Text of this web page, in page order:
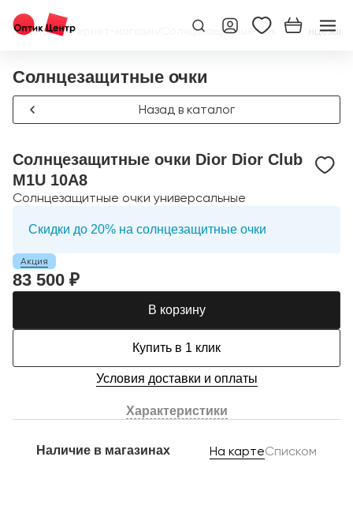
Главная/Интернет-магазин Солнцезащитные очки /
Солнцезащитные очки
Назад в каталог
Солнцезащитные очки Dior Dior Club
M1U 10A8
Солнцезащитные очки универсальные
Скидки до 20% на солнцезащитные очки
Акция
83 500 ₽
В корзину
Купить в 1 клик
Условия доставки и оплаты
Характеристики
Наличие в магазинах На картеСписком